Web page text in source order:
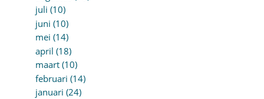
juli (10)
juni (10)
mei (14)
april (18)
maart (10)
februari (14)
januari (24)